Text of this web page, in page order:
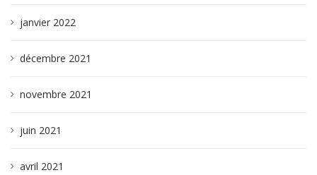
janvier 2022
décembre 2021
novembre 2021
juin 2021
avril 2021